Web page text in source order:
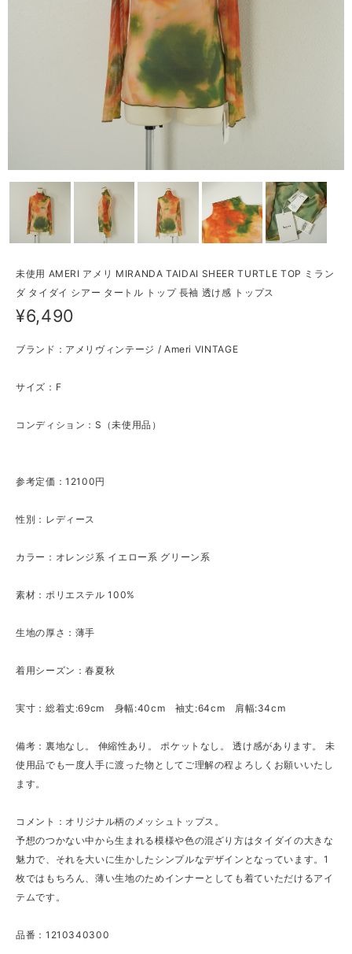
未使用 AMERI アメリ MIRANDA TAIDAI SHEER TURTLE TOP ミラン
ダ タイダイ シアー タートル トップ 長袖 透け感 トップス
¥6,490
ブランド：アメリヴィンテージ / Ameri VINTAGE
サイズ：F
コンディション：S（未使用品）
参考定価：12100円
性別：レディース
カラー：オレンジ系 イエロー系 グリーン系
素材：ポリエステル 100%
生地の厚さ：薄手
着用シーズン：春夏秋
実寸：総着丈:69cm 身幅:40cm 袖丈:64cm 肩幅:34cm
備考：裏地なし。 伸縮性あり。 ポケットなし。 透け感があります。 未
使用品でも一度人手に渡った物としてご理解の程よろしくお願いいたし
ます。
コメント：オリジナル柄のメッシュトップス。
予想のつかない中から生まれる模様や色の混ざり方はタイダイの大きな
魅力で、それを大いに生かしたシンプルなデザインとなっています。1
枚ではもちろん、薄い生地のためインナーとしても着ていただけるアイ
テムです。
品番：1210340300